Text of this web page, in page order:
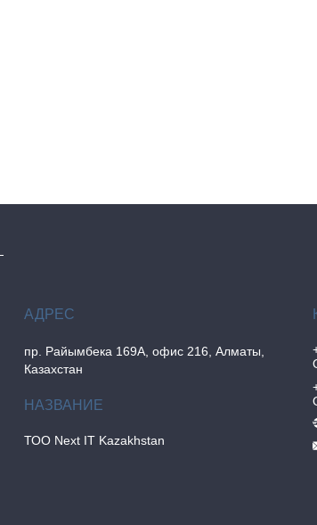
пр. Райымбека 169А, офис 216, Алматы,
Казахстан
ТОО Next IT Kazakhstan